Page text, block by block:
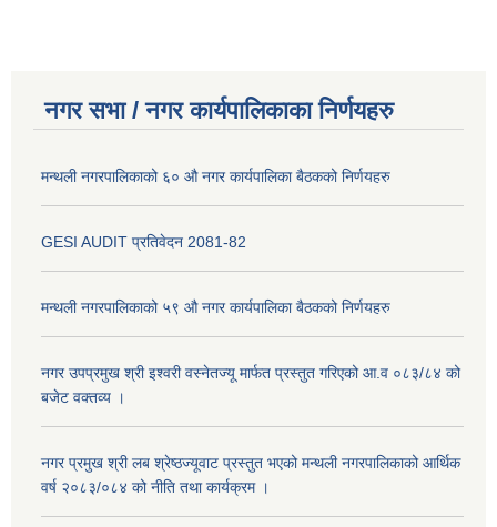
नगर सभा / नगर कार्यपालिकाका निर्णयहरु
मन्थली नगरपालिकाको ६० औ नगर कार्यपालिका बैठकको निर्णयहरु
GESI AUDIT प्रतिवेदन 2081-82
मन्थली नगरपालिकाको ५९ औ नगर कार्यपालिका बैठकको निर्णयहरु
नगर उपप्रमुख श्री इश्वरी वस्नेतज्यू मार्फत प्रस्तुत गरिएको आ.व ०८३/८४ को
बजेट वक्तव्य ।
नगर प्रमुख श्री लब श्रेष्ठज्यूवाट प्रस्तुत भएको मन्थली नगरपालिकाको आर्थिक
वर्ष २०८३/०८४ को नीति तथा कार्यक्रम ।